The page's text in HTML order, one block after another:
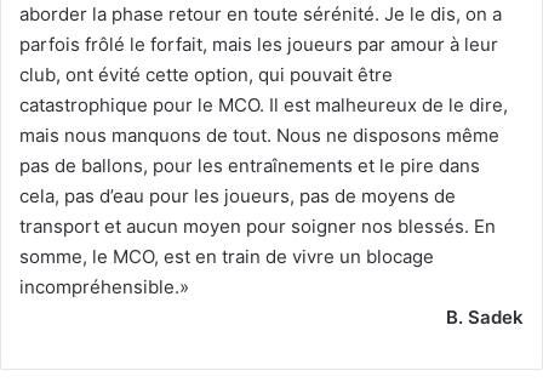
aborder la phase retour en toute sérénité. Je le dis, on a
parfois frôlé le forfait, mais les joueurs par amour à leur
club, ont évité cette option, qui pouvait être
catastrophique pour le MCO. Il est malheureux de le dire,
mais nous manquons de tout. Nous ne disposons même
pas de ballons, pour les entraînements et le pire dans
cela, pas d’eau pour les joueurs, pas de moyens de
transport et aucun moyen pour soigner nos blessés. En
somme, le MCO, est en train de vivre un blocage
incompréhensible.»
B. Sadek